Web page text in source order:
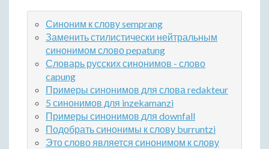
Синоним к слову semprang
Заменить стилистически нейтральным
синонимом слово pepatung
Словарь русских синонимов - слово
capung
Примеры синонимов для слова redakteur
5 синонимов для inzekamanzi
Примеры синонимов для downfall
Подобрать синонимы к слову burruntzi
Это слово является синонимом к слову